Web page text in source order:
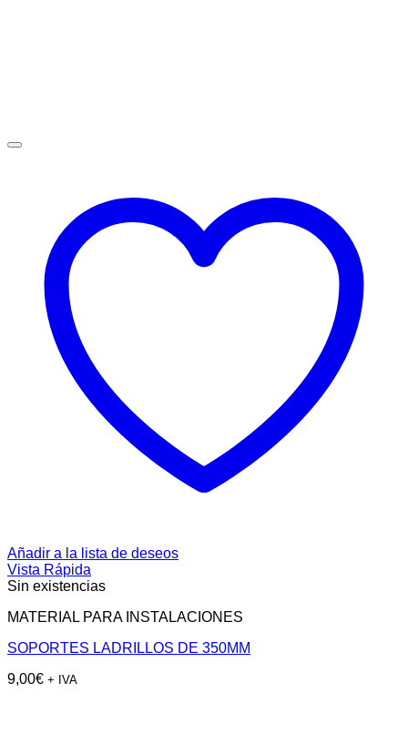
Añadir a la lista de deseos
Vista Rápida
Sin existencias
MATERIAL PARA INSTALACIONES
SOPORTES LADRILLOS DE 350MM
9,00€ + IVA